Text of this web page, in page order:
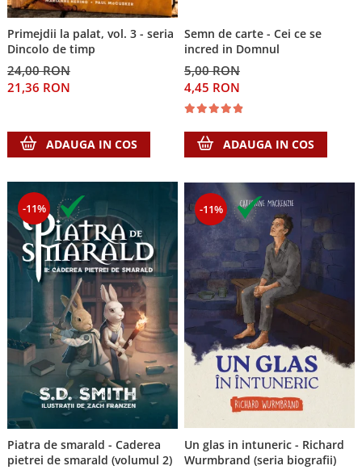
Primejdii la palat, vol. 3 - seria
Dincolo de timp
24,00 RON
21,36 RON
ADAUGA IN COS
Semn de carte - Cei ce se
incred in Domnul
5,00 RON
4,45 RON
ADAUGA IN COS
-11%
Piatra de smarald - Caderea
pietrei de smarald (volumul 2)
-11%
Un glas in intuneric - Richard
Wurmbrand (seria biografii)